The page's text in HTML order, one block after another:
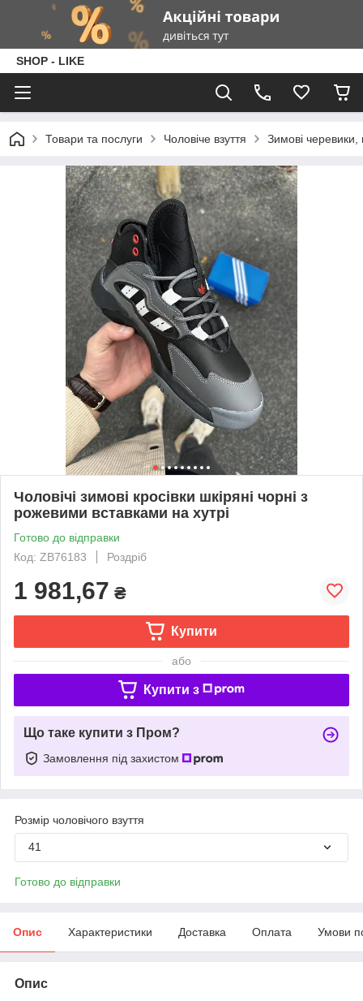
SHOP - LIKE
Товари та послуги Чоловіче взуття Зимові черевики,
Чоловічі зимові кросівки шкіряні чорні з
рожевими вставками на хутрі
Готово до відправки
Код: ZB76183
Роздріб
1 981,67 ₴
Купити
або
Купити з
Що таке купити з Пром?
Замовлення під захистом
Розмір чоловічого взуття
41
Готово до відправки
Опис Характеристики Доставка Оплата Умови
Опис